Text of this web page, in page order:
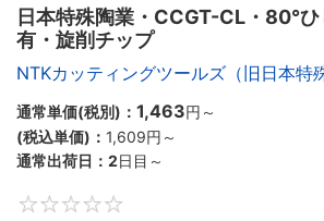
日本特殊陶業・CCGT-CL・80°
有・旋削チップ
NTKカッティングツールズ（旧日本特
通常単価(税別)： 1,463円 ～
(税込単価)： 1,609円 ～
通常出荷日： 2日目～